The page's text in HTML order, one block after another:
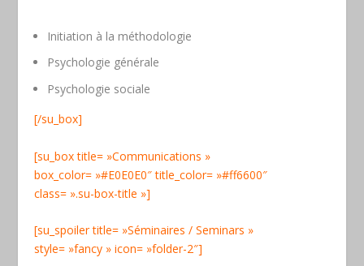
Initiation à la méthodologie
Psychologie générale
Psychologie sociale
[/su_box]
[su_box title= »Communications »
box_color= »#E0E0E0″ title_color= »#ff6600″
class= ».su-box-title »]
[su_spoiler title= »Séminaires / Seminars »
style= »fancy » icon= »folder-2″]